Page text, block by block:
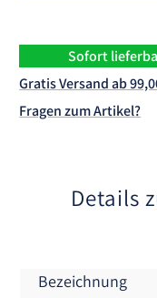
Sofort
Gratis Versand ab
Fragen zum Artikel?
Details
Bezeichnung